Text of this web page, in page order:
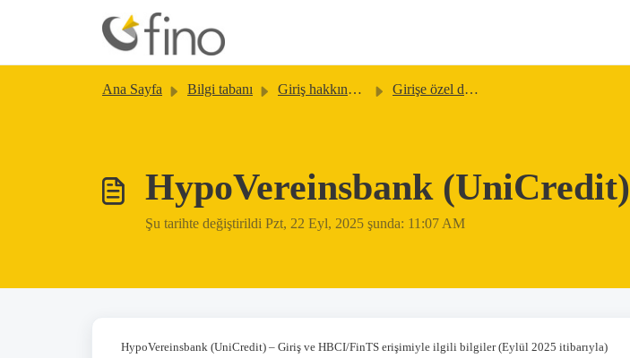
Ana Sayfa Bilgi tabanı Giriş hakkında bilgiler Girişe özel durumlar
HypoVereinsbank (UniCredit)
Şu tarihte değiştirildi Pzt, 22 Eyl, 2025 şunda: 11:07 AM
HypoVereinsbank (UniCredit) – Giriş ve HBCI/FinTS erişimiyle ilgili bilgiler (Eylül 2025 itibarıyla)